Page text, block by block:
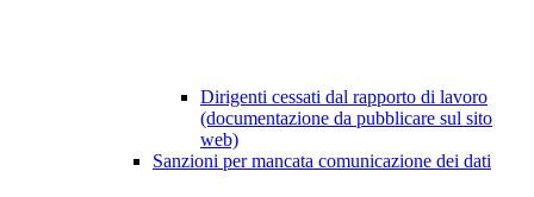
Dirigenti cessati dal rapporto di lavoro
(documentazione da pubblicare sul sito
web)
Sanzioni per mancata comunicazione dei dati